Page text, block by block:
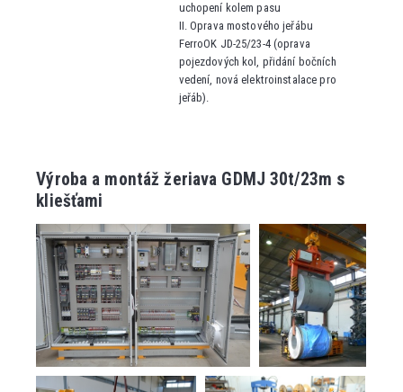
uchopení kolem pasu
II. Oprava mostového jeřábu
FerroOK JD-25/23-4 (oprava
pojezdových kol, přidání bočních
vedení, nová elektroinstalace pro
jeřáb).
Výroba a montáž žeriava GDMJ 30t/23m s
kliešťami